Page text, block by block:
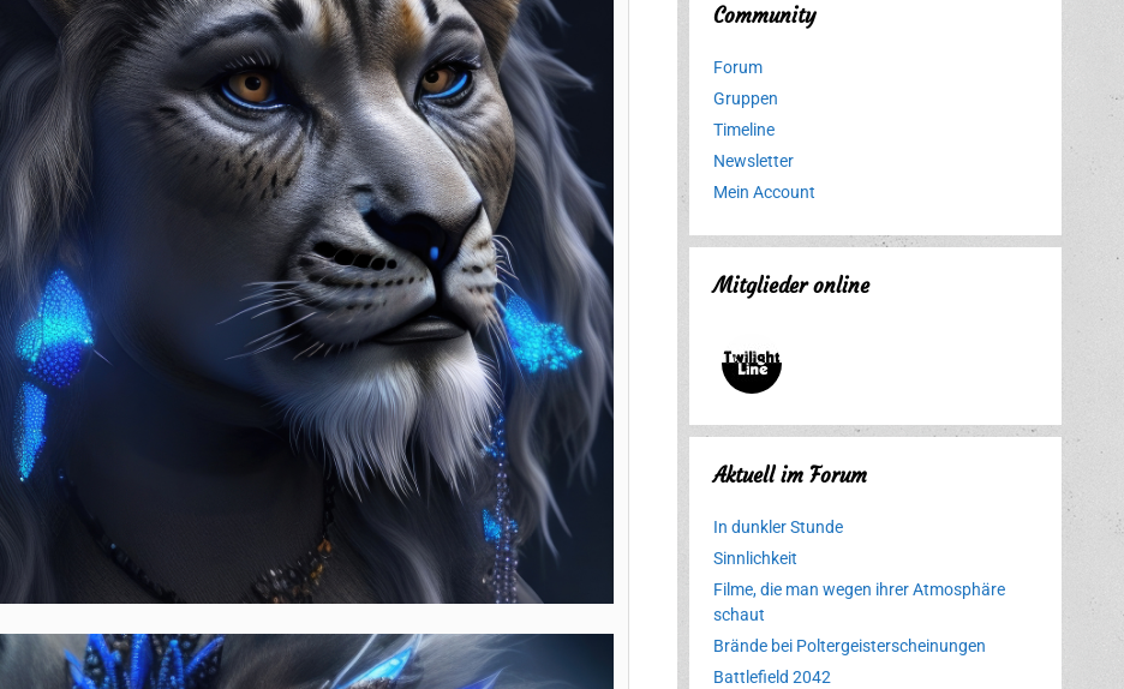
Community
Forum
Gruppen
Timeline
Newsletter
Mein Account
Mitglieder online
Aktuell im Forum
In dunkler Stunde
Sinnlichkeit
Filme, die man wegen ihrer Atmosphäre
schaut
Brände bei Poltergeisterscheinungen
Battlefield 2042